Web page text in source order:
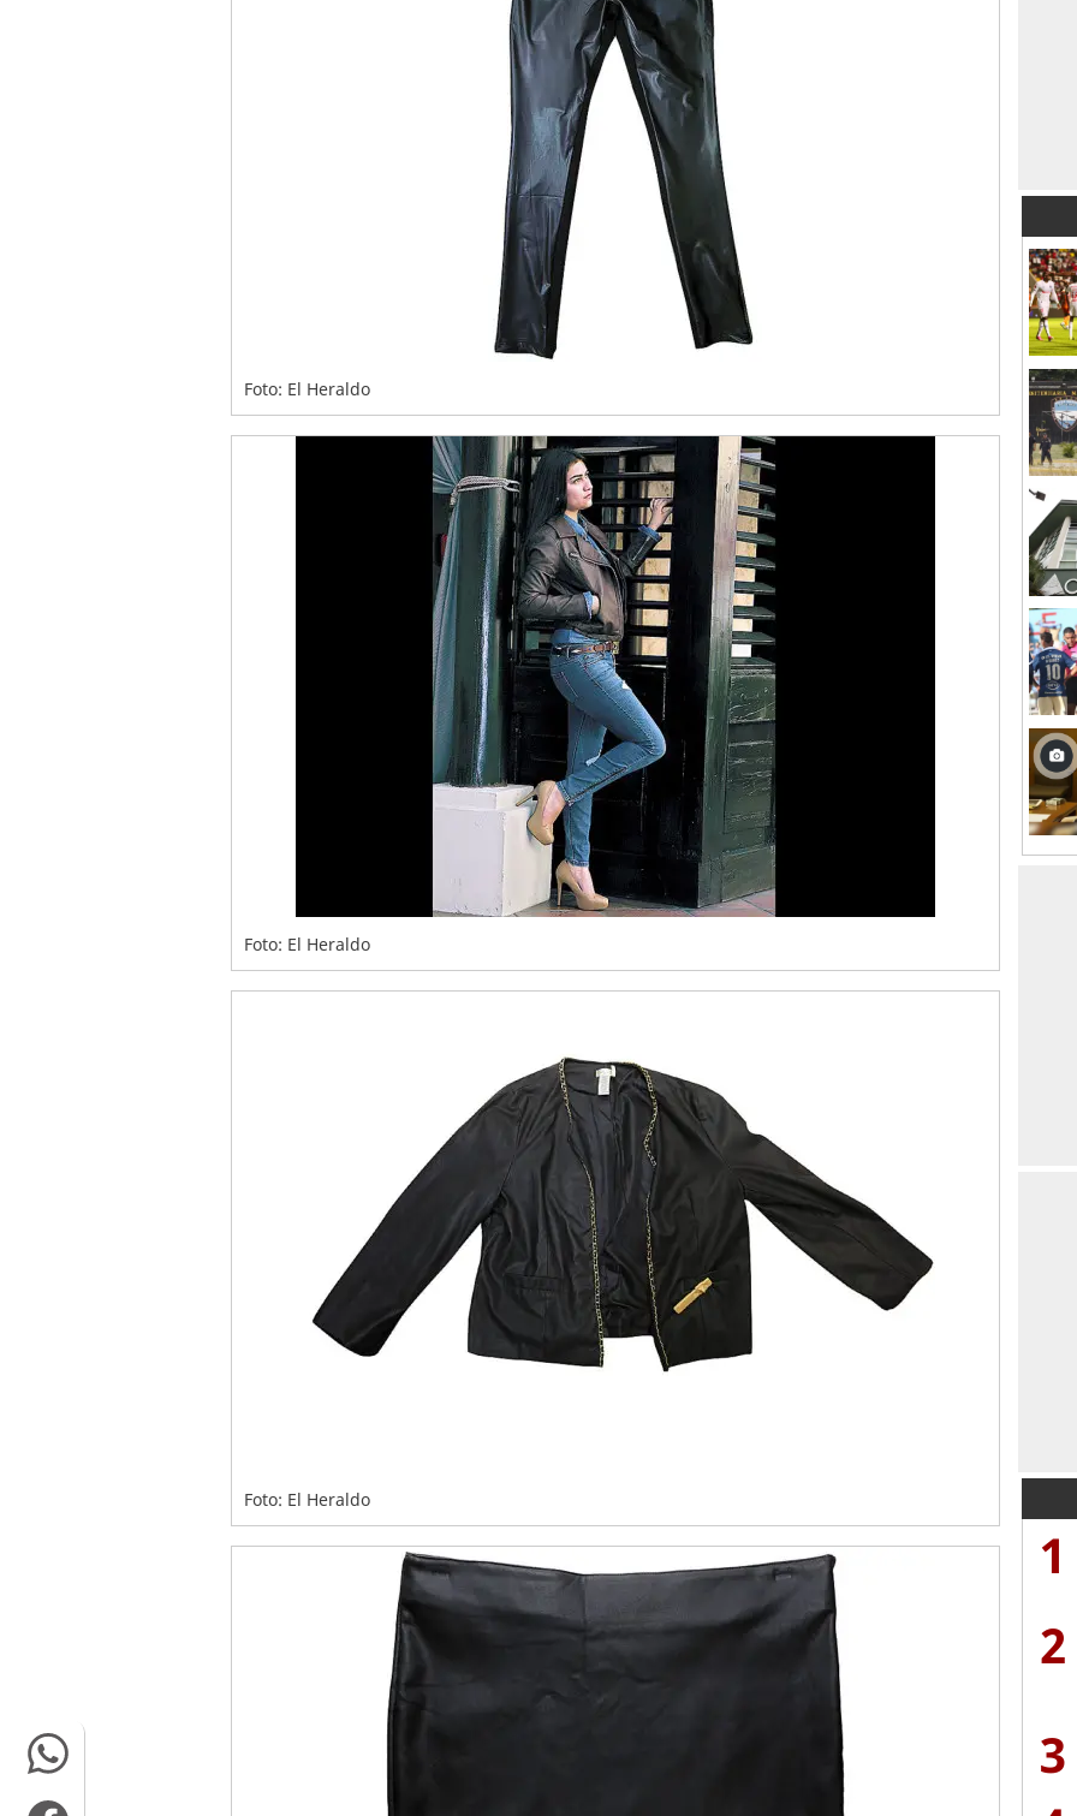
Foto: El Heraldo
Foto: El Heraldo
Foto: El Heraldo
1
2
3